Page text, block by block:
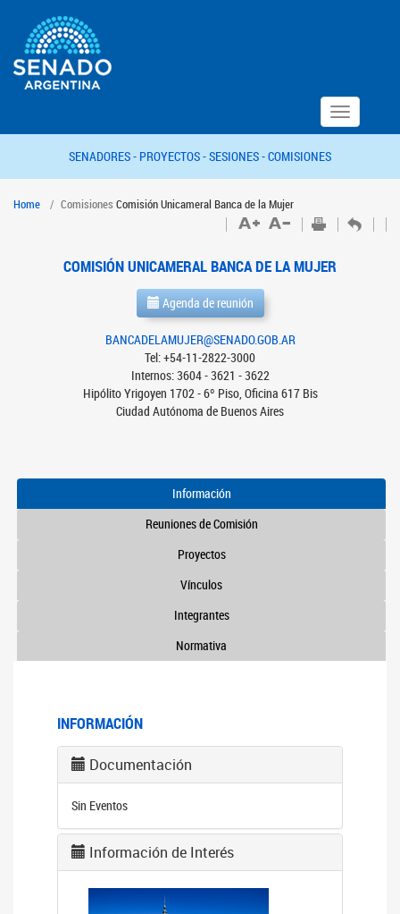
Toggle
navigation
SENADORES - PROYECTOS -SESIONES -COMISIONES
Home Comisiones Comisión Unicameral Banca de la Mujer
COMISIÓN UNICAMERAL BANCA DE LA MUJER
Agenda de reunión
BANCADELAMUJER@SENADO.GOB.AR
Tel: +54-11-2822-3000
Internos: 3604 - 3621 - 3622
Hipólito Yrigoyen 1702 - 6º Piso, Oficina 617 Bis
Ciudad Autónoma de Buenos Aires
Información
Reuniones de Comisión
Proyectos
Vínculos
Integrantes
Normativa
INFORMACIÓN
Documentación
Sin Eventos
Información de Interés